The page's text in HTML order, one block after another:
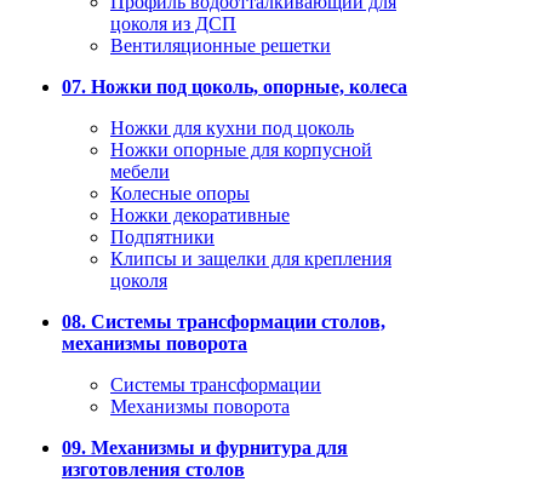
цоколя из ДСП
Вентиляционные решетки
07. Ножки под цоколь, опорные, колеса
Ножки для кухни под цоколь
Ножки опорные для корпусной
мебели
Колесные опоры
Ножки декоративные
Подпятники
Клипсы и защелки для крепления
цоколя
08. Системы трансформации столов,
механизмы поворота
Системы трансформации
Механизмы поворота
09. Механизмы и фурнитура для
изготовления столов